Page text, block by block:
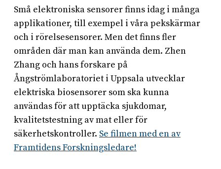
Små elektroniska sensorer finns idag i många
applikationer, till exempel i våra pekskärmar
och i rörelsesensorer. Men det finns fler
områden där man kan använda dem. Zhen
Zhang och hans forskare på
Ångströmlaboratoriet i Uppsala utvecklar
elektriska biosensorer som ska kunna
användas för att upptäcka sjukdomar,
kvalitetstestning av mat eller för
säkerhetskontroller. Se filmen med en av
Framtidens Forskningsledare!